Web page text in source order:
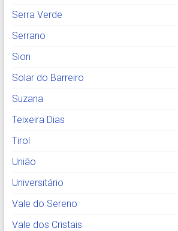
Serra Verde
Serrano
Sion
Solar do Barreiro
Suzana
Teixeira Dias
Tirol
União
Universitário
Vale do Sereno
Vale dos Cristais